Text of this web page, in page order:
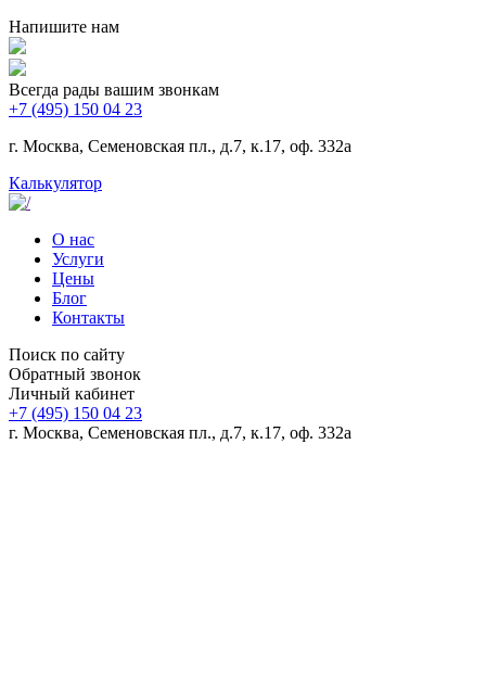
Напишите нам
Всегда рады вашим звонкам
+7 (495) 150 04 23
г. Москва, Семеновская пл., д.7, к.17, оф. 332а
Калькулятор
О нас
Услуги
Цены
Блог
Контакты
Поиск по сайту
Обратный звонок
Личный кабинет
+7 (495) 150 04 23
г. Москва, Семеновская пл., д.7, к.17, оф. 332а